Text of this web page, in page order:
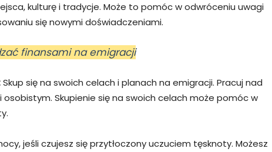
kulturę i tradycje. Może to pomóc w odwróceniu uwagi
się nowymi doświadczeniami.
finansami na emigracji
Skup się na swoich celach i planach na emigracji. Pracuj nad
Skupienie się na swoich celach może pomóc w
jeśli czujesz się przytłoczony uczuciem tęsknoty. Możesz